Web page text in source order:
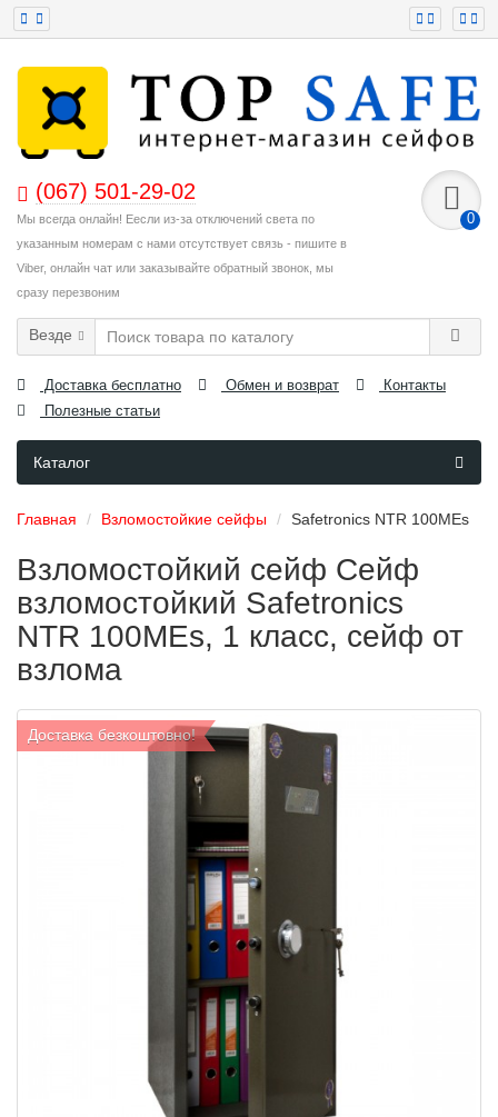
(067) 501-29-02
Мы всегда онлайн! Еесли из-за отключений света по
указанным номерам с нами отсутствует связь - пишите в
Viber, онлайн чат или заказывайте обратный звонок, мы
сразу перезвоним
0
Везде
Доставка бесплатно Обмен и возврат
Контакты
Полезные статьи
Каталог
Главная Взломостойкие сейфы Safetronics NTR 100MEs
Взломостойкий сейф Сейф
взломостойкий Safetronics
NTR 100MEs, 1 класс, сейф от
взлома
Доставка безкоштовно!